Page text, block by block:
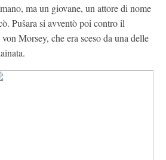
ma un giovane, un attore di nome
Puŝara si avventò poi contro il
Morsey, che era sceso da una delle